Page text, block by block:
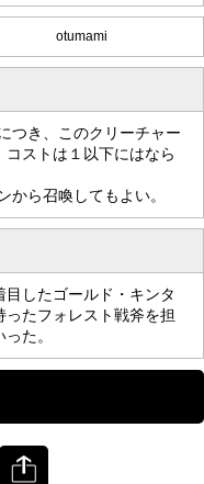
otumami
つき、このクリーチャー
ストは１以下にはなら
から召喚してもよい。
したゴールド・キンタ
たフォレスト戦斧を担
た。